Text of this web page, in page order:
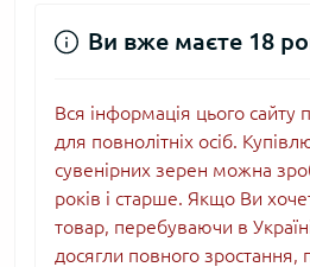
Ви вже маєте 18
Вся інформація цього сайту
для повнолітніх осіб.
сувенірних зерен можна
років і старше. Якщо Ви
товар, перебуваючи в
досягли повного зростання,